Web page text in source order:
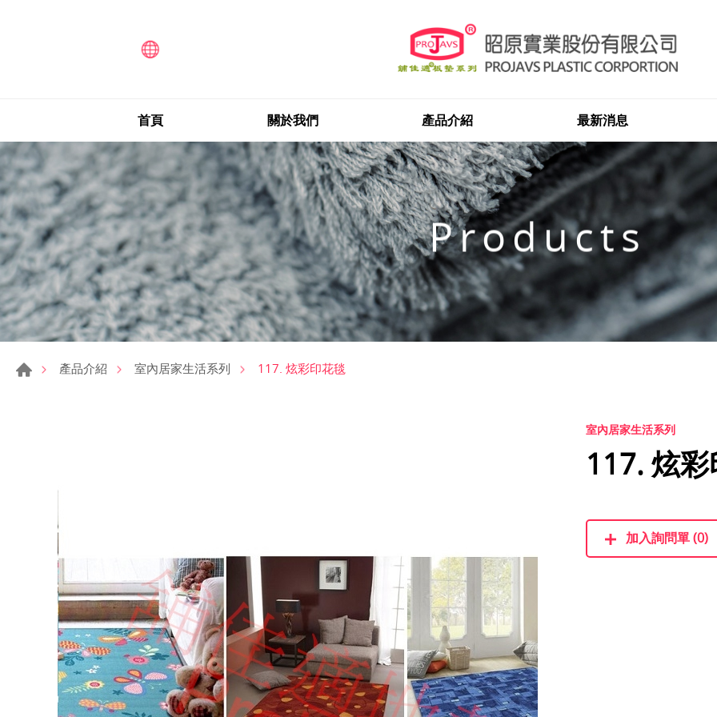
首頁 關於我們 產品介紹 最新消息
Products
產品介紹 室內居家生活系列 117. 炫彩印花毯
室內居家生活系列
117. 炫
加入詢問單 (0)